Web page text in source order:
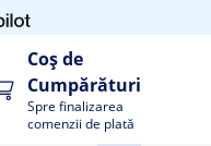
Coș de
Cumpărături
Spre finalizarea
comenzii de plată